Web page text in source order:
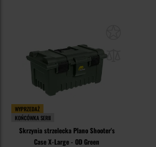
WYPRZEDAŻ
KOŃCÓWKA SERII
Skrzynia strzelecka Plano Shooter's
Case X-Large - OD Green